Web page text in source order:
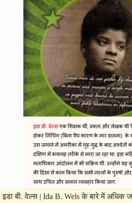
इडा बी. वेल्स | Ida B. Wels के बारे में अधिक